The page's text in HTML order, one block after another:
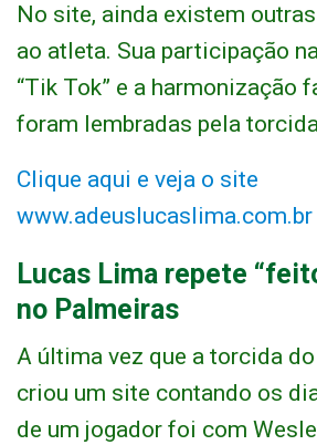
No site, ainda existem
ao atleta. Sua participação
“Tik Tok” e a harmonização
foram lembradas pela
Clique aqui e veja o site
www.adeuslucaslima.com.br
Lucas Lima repete
no Palmeiras
A última vez que a torcida
criou um site contando os
de um jogador foi com